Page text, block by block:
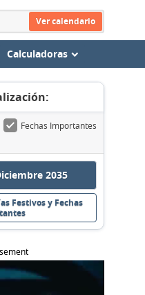
Ver calendario
Calculadoras
Fechas Importantes
2035
Festivos y Fechas